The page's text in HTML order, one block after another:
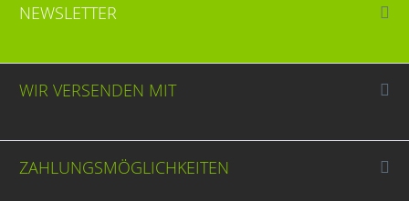
NEWSLETTER
WIR VERSENDEN MIT
ZAHLUNGSMÖGLICHKEITEN